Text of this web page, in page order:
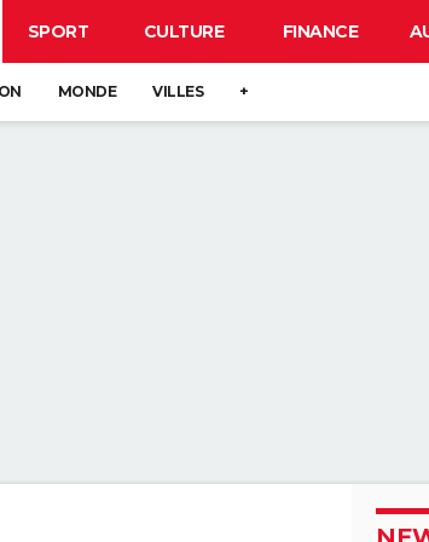
SPORT CULTURE FINANCE
MONDE VILLES +